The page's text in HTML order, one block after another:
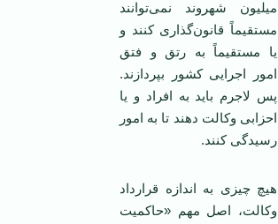
میلیون شهروند نمی‌توانند
مستقیماً قانون‌گذاری کنند و
یا مستقیماً به رتق و فتق
امور اجرایی کشور بپردازند.
پس لاجرم باید به افراد و یا
احزابی وکالت دهند تا به امور
رسیدگی کنند.
هیچ چیزی به اندازه قرارداد
وکالت، اصل مهم «حاکمیت